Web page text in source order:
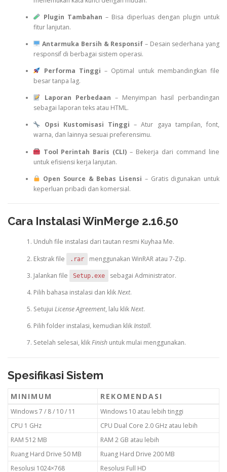
Plugin Tambahan – Bisa diperluas dengan plugin untuk
fitur lanjutan.
Antarmuka Bersih & Responsif – Desain sederhana yang
responsif di berbagai sistem operasi.
Performa Tinggi – Optimal untuk membandingkan file
besar tanpa lag.
Laporan Perbedaan – Menyimpan hasil perbandingan
sebagai laporan teks atau HTML.
Opsi Kustomisasi Tinggi – Atur gaya tampilan, font,
warna, dan lainnya sesuai preferensimu.
Tool Perintah Baris (CLI) – Bekerja dari command line
untuk efisiensi kerja lanjutan.
Open Source & Bebas Lisensi – Gratis digunakan untuk
keperluan pribadi dan komersial.
Cara Instalasi WinMerge 2.16.50
Unduh file instalasi dari tautan resmi Kuyhaa Me.
Ekstrak file
.rar
menggunakan WinRAR atau 7-Zip.
Jalankan file
Setup.exe
sebagai Administrator.
Pilih bahasa instalasi dan klikNext.
Setujui License Agreement, lalu klikNext.
Pilih folder instalasi, kemudian klikInstall.
Setelah selesai, klikFinishuntuk mulai menggunakan.
Spesifikasi Sistem
MINIMUM REKOMENDASI
Windows 7 / 8 / 10 / 11
Windows 10 atau lebih tinggi
CPU 1 GHz
CPU Dual Core 2.0 GHz atau lebih
RAM 512 MB
RAM 2 GB atau lebih
Ruang Hard Drive 50 MB
Ruang Hard Drive 200 MB
Resolusi 1024×768
Resolusi Full HD